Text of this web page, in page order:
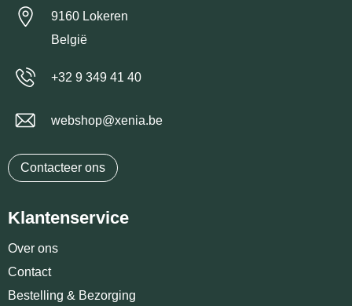
9160 Lokeren
België
+32 9 349 41 40
webshop@xenia.be
Contacteer ons
Klantenservice
Over ons
Contact
Bestelling & Bezorging